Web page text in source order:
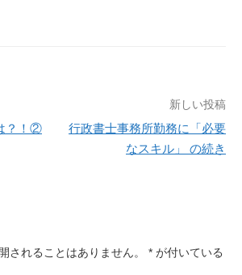
？！②
新しい投稿
行政書士事務所勤務に「必要
なスキル」 の続き
されることはありません。 * が付いている